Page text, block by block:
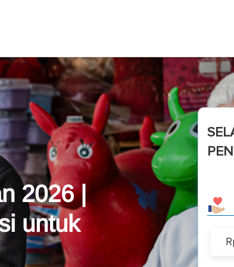
2026 |
untuk